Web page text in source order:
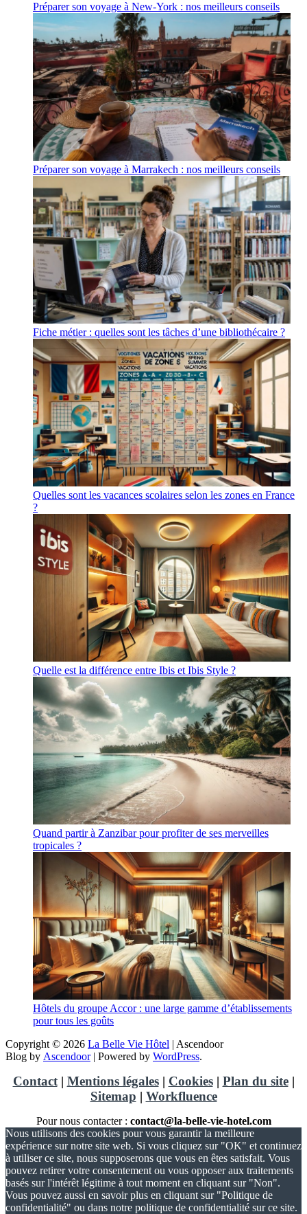
Préparer son voyage à New-York : nos meilleurs conseils
Préparer son voyage à Marrakech : nos meilleurs conseils
Fiche métier : quelles sont les tâches d’une bibliothécaire ?
Quelles sont les vacances scolaires selon les zones en France
?
Quelle est la différence entre Ibis et Ibis Style ?
Quand partir à Zanzibar pour profiter de ses merveilles
tropicales ?
Hôtels du groupe Accor : une large gamme d’établissements
pour tous les goûts
Copyright © 2026 La Belle Vie Hôtel | Ascendoor
Blog by Ascendoor| Powered by WordPress.
Contact| Mentions légales| Cookies| Plan du site|
Sitemap | Workfluence
Pour nous contacter : contact@la-belle-vie-hotel.com
Nous utilisons des cookies pour vous garantir la meilleure
expérience sur notre site web. Si vous cliquez sur "OK" et continuez
à utiliser ce site, nous supposerons que vous en êtes satisfait. Vous
pouvez retirer votre consentement ou vous opposer aux traitements
basés sur l'intérêt légitime à tout moment en cliquant sur "Non".
Vous pouvez aussi en savoir plus en cliquant sur "Politique de
confidentialité" ou dans notre politique de confidentialité sur ce site.